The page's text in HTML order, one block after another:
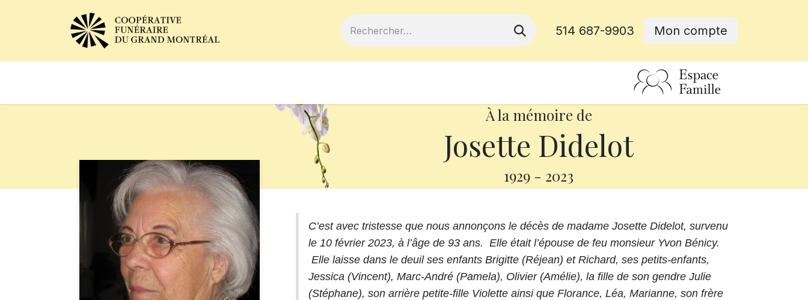
514 687-9903 Mon compte
À la mémoire de
Josette Didelot
1929 - 2023
C’est avec tristesse que nous annonçons le décès de madame Josette Didelot, survenu
le 10 février 2023, à l’âge de 93 ans. Elle était l’épouse de feu monsieur Yvon Bénicy.
Elle laisse dans le deuil ses enfants Brigitte (Réjean) et Richard, ses petits-enfants,
Jessica (Vincent), Marc-André (Pamela), Olivier (Amélie), la fille de son gendre Julie
(Stéphane), son arrière petite-fille Violette ainsi que Florance, Léa, Marianne, son frère